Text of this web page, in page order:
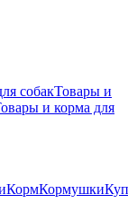
собакТовары и
и корма для
КормКормушки